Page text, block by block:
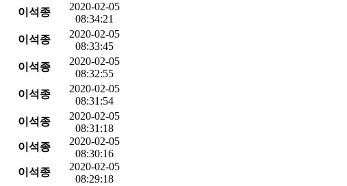
이석종
2020-02-05
08:34:21
이석종
2020-02-05
08:33:45
이석종
2020-02-05
08:32:55
이석종
2020-02-05
08:31:54
이석종
2020-02-05
08:31:18
이석종
2020-02-05
08:30:16
이석종
2020-02-05
08:29:18